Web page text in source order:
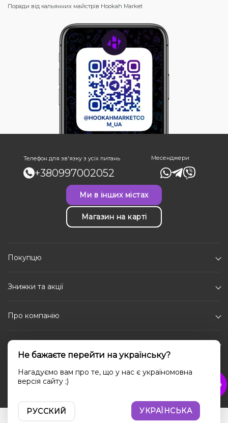
Поради від кальянних майстрів Hookah Market
Телефон для зв'язку з усіх питань
+380997002052
Месенджери
Ми в інших містах
Магазин на карті
Покупцю
Знижки та акції
Про компанію
Каталог
Соціальні мережі
Не бажаєте перейти на українську?
Нагадуємо вам про те, що у нас є україномовна
версія сайту ;)
РУССКИЙ УКРАЇНСЬКА